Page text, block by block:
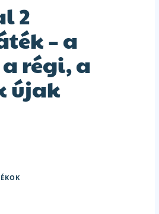
2
– a
régi, a
újak